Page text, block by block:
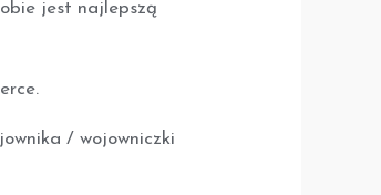
jest najlepszą
/ wojowniczki